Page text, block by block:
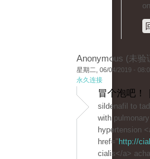
Anonymous (未验
星期二, 06/04/2019 -
永久连接
冒个泡吧！
sildenafil to
with
hypertension
href=" http://
cialis</a>